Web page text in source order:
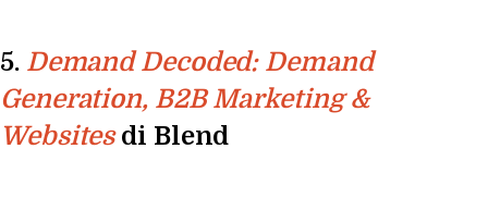
5. Demand Decoded: Demand
Generation, B2B Marketing &
Websitesdi Blend